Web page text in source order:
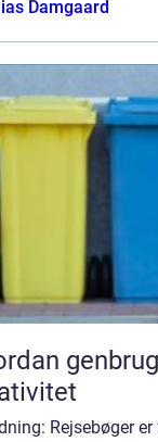
Damgaard
Rejsebøger